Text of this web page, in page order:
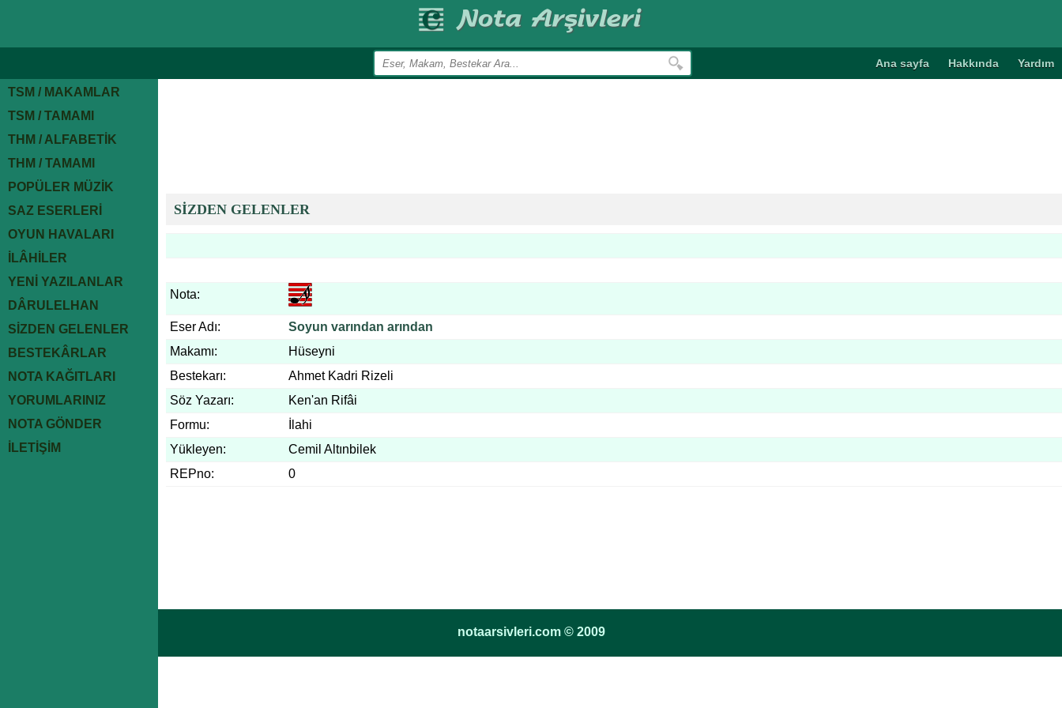
Ana sayfa Hakkında Yardım
TSM / MAKAMLAR
TSM / TAMAMI
THM / ALFABETİK
THM / TAMAMI
POPÜLER MÜZİK
SAZ ESERLERİ
OYUN HAVALARI
İLÂHİLER
YENİ YAZILANLAR
DÂRULELHAN
SİZDEN GELENLER
BESTEKÂRLAR
NOTA KAĞITLARI
YORUMLARINIZ
NOTA GÖNDER
İLETİŞİM
SİZDEN GELENLER
Nota:
Eser Adı:
Soyun varından arından
Makamı:
Hüseyni
Bestekarı:
Ahmet Kadri Rizeli
Söz Yazarı:
Ken'an Rifâi
Formu:
İlahi
Yükleyen:
Cemil Altınbilek
REPno:
0
notaarsivleri.com © 2009